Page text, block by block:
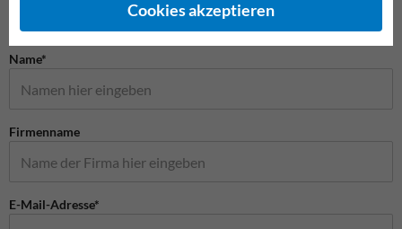
Stellen Sie Ihre Frage an VerkehrsspiegelKaufen.de
Name*
Firmenname
E-Mail-Adresse*
Cookies akzeptieren